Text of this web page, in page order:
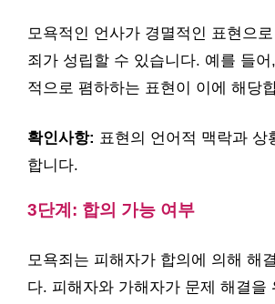
모욕적인 언사가 경멸적인 표현으
죄가 성립할 수 있습니다. 예를 들
적으로 폄하하는 표현이 이에 해당
확인사항: 표현의 언어적 맥락과 상
합니다.
3단계: 합의 가능 여부
모욕죄는 피해자가 합의에 의해 해
다. 피해자와 가해자가 문제 해결을